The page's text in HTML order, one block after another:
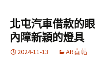
容
北屯汽車借款的
內障新穎的燈具
2024-11-13 AR喜帖